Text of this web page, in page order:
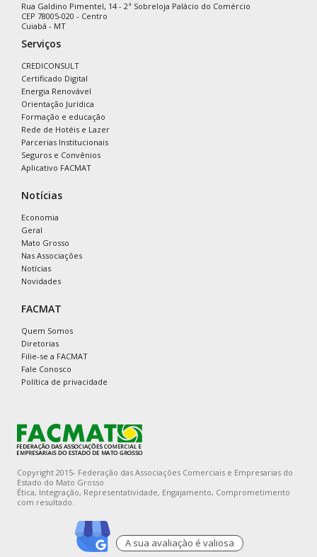
Rua Galdino Pimentel, 14 - 2ª Sobreloja Palácio do Comércio
CEP 78005-020 - Centro
Cuiabá - MT
Serviços
CREDICONSULT
Certificado Digital
Energia Renovável
Orientação Jurídica
Formação e educação
Rede de Hotéis e Lazer
Parcerias Institucionais
Seguros e Convênios
Aplicativo FACMAT
Notícias
Economia
Geral
Mato Grosso
Nas Associações
Notícias
Novidades
FACMAT
Quem Somos
Diretorias
Filie-se a FACMAT
Fale Conosco
Política de privacidade
Copyright 2015- Federação das Associações Comerciais e Empresarias do
Estado do Mato Grosso
Ética, Integração, Representatividade, Engajamento, Comprometimento
com resultado.
A sua avaliaçào é valiosa